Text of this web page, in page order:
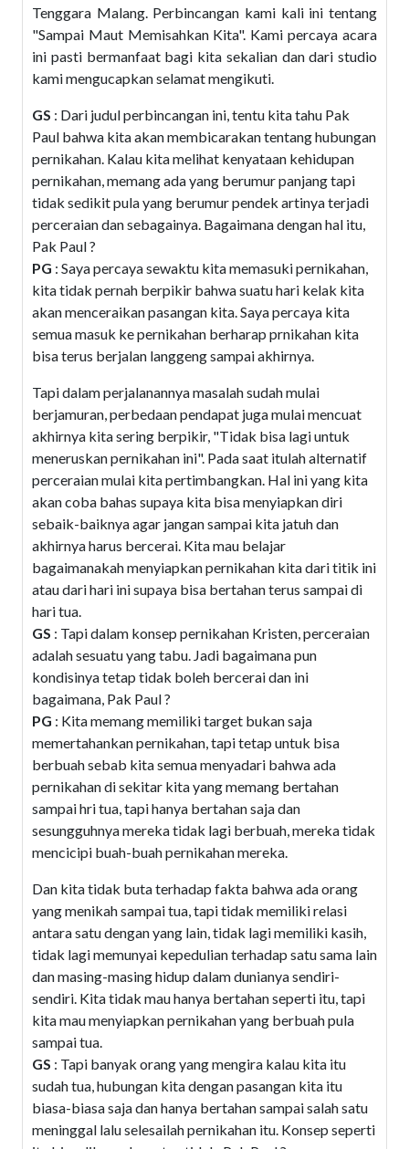
Tenggara Malang. Perbincangan kami kali ini tentang
"Sampai Maut Memisahkan Kita". Kami percaya acara
ini pasti bermanfaat bagi kita sekalian dan dari studio
kami mengucapkan selamat mengikuti.
GS : Dari judul perbincangan ini, tentu kita tahu Pak
Paul bahwa kita akan membicarakan tentang hubungan
pernikahan. Kalau kita melihat kenyataan kehidupan
pernikahan, memang ada yang berumur panjang tapi
tidak sedikit pula yang berumur pendek artinya terjadi
perceraian dan sebagainya. Bagaimana dengan hal itu,
Pak Paul ?
PG : Saya percaya sewaktu kita memasuki pernikahan,
kita tidak pernah berpikir bahwa suatu hari kelak kita
akan menceraikan pasangan kita. Saya percaya kita
semua masuk ke pernikahan berharap prnikahan kita
bisa terus berjalan langgeng sampai akhirnya.
Tapi dalam perjalanannya masalah sudah mulai
berjamuran, perbedaan pendapat juga mulai mencuat
akhirnya kita sering berpikir, "Tidak bisa lagi untuk
meneruskan pernikahan ini". Pada saat itulah alternatif
perceraian mulai kita pertimbangkan. Hal ini yang kita
akan coba bahas supaya kita bisa menyiapkan diri
sebaik-baiknya agar jangan sampai kita jatuh dan
akhirnya harus bercerai. Kita mau belajar
bagaimanakah menyiapkan pernikahan kita dari titik ini
atau dari hari ini supaya bisa bertahan terus sampai di
hari tua.
GS : Tapi dalam konsep pernikahan Kristen, perceraian
adalah sesuatu yang tabu. Jadi bagaimana pun
kondisinya tetap tidak boleh bercerai dan ini
bagaimana, Pak Paul ?
PG : Kita memang memiliki target bukan saja
memertahankan pernikahan, tapi tetap untuk bisa
berbuah sebab kita semua menyadari bahwa ada
pernikahan di sekitar kita yang memang bertahan
sampai hri tua, tapi hanya bertahan saja dan
sesungguhnya mereka tidak lagi berbuah, mereka tidak
mencicipi buah-buah pernikahan mereka.
Dan kita tidak buta terhadap fakta bahwa ada orang
yang menikah sampai tua, tapi tidak memiliki relasi
antara satu dengan yang lain, tidak lagi memiliki kasih,
tidak lagi memunyai kepedulian terhadap satu sama lain
dan masing-masing hidup dalam dunianya sendiri-
sendiri. Kita tidak mau hanya bertahan seperti itu, tapi
kita mau menyiapkan pernikahan yang berbuah pula
sampai tua.
GS : Tapi banyak orang yang mengira kalau kita itu
sudah tua, hubungan kita dengan pasangan kita itu
biasa-biasa saja dan hanya bertahan sampai salah satu
meninggal lalu selesailah pernikahan itu. Konsep seperti